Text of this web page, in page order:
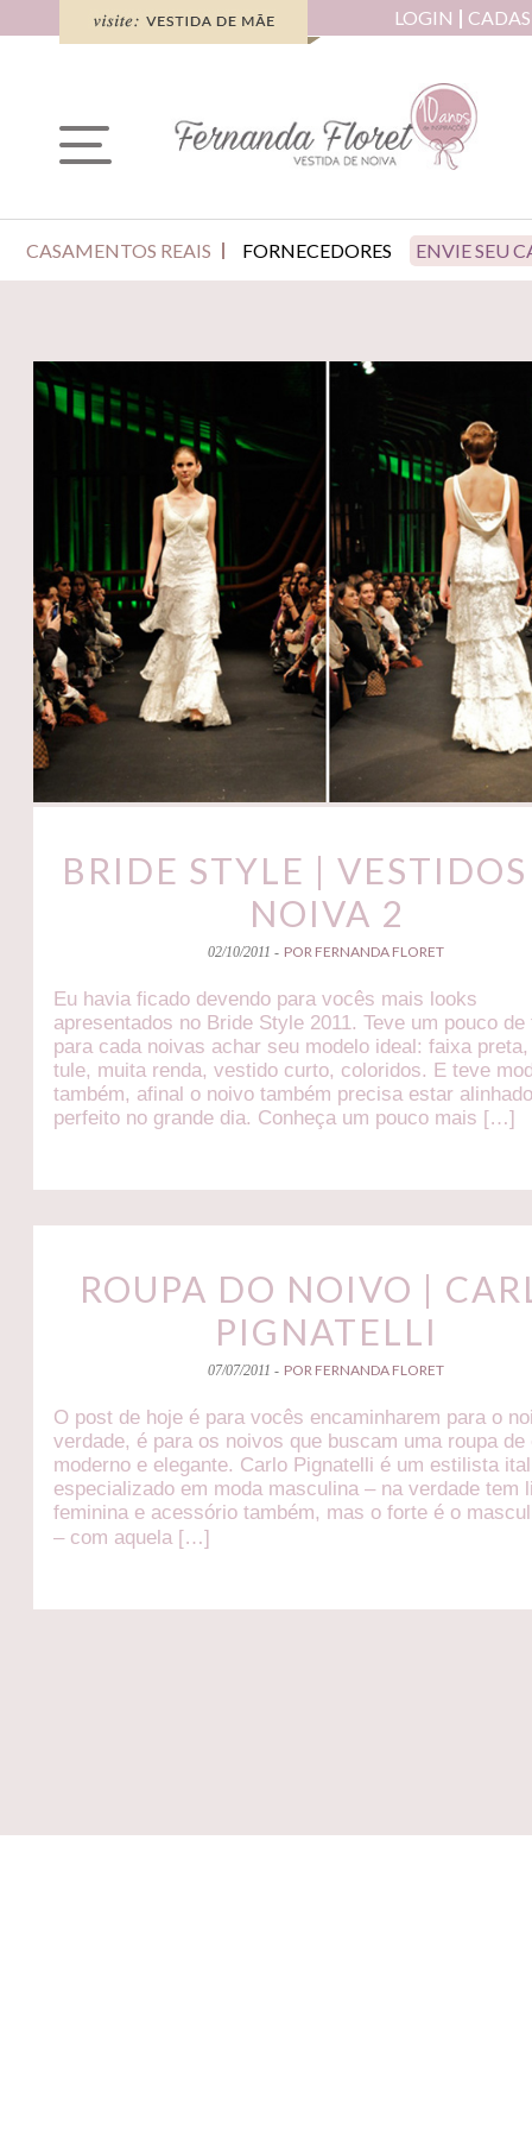
LOGIN
CASAMENTOS REAIS FORNECEDORES ENVIE SEU
BRIDE STYLE |
NOIVA 2
02/10/2011 - POR FERNANDA FLORET
Eu havia ficado devendo para vocês mais looks
apresentados no Bride Style 2011. Teve um pouco de
para cada noivas achar seu modelo ideal: faixa
tule, muita renda, vestido curto, coloridos. E teve
também, afinal o noivo também precisa estar
perfeito no grande dia. Conheça um pouco mais […]
ROUPA DO NOIVO |
PIGNATELLI
07/07/2011 - POR FERNANDA FLORET
O post de hoje é para vocês encaminharem para o
verdade, é para os noivos que buscam uma roupa de
moderno e elegante. Carlo Pignatelli é um estilista
especializado em moda masculina – na verdade tem
feminina e acessório também, mas o forte é o
– com aquela […]